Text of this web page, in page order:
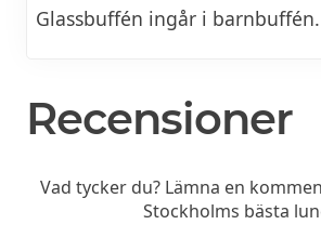
Glassbuffén ingår i barnbuffén.
Recensioner
Vad tycker du? Lämna en
Stockholms bästa